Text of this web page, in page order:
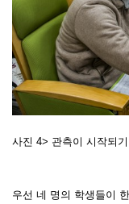
사진 4> 관측이 시작되
우선 네 명의 학생들이